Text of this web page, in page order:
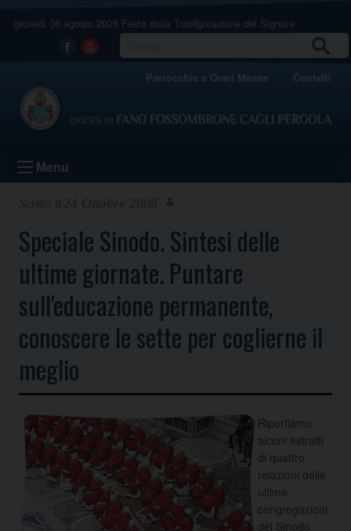
giovedì 06 agosto 2026 Festa della Trasfigurazione del Signore
Facebook
Youtube
Parrocchie e Orari Messe Contatti
Menu
Speciale Sinodo. Sintesi delle
ultime giornate. Puntare
sull'educazione permanente,
conoscere le sette per coglierne il
meglio
Riportiamo
alcuni estratti
di quattro
relazioni delle
ultime
congregazioni
del Sinodo